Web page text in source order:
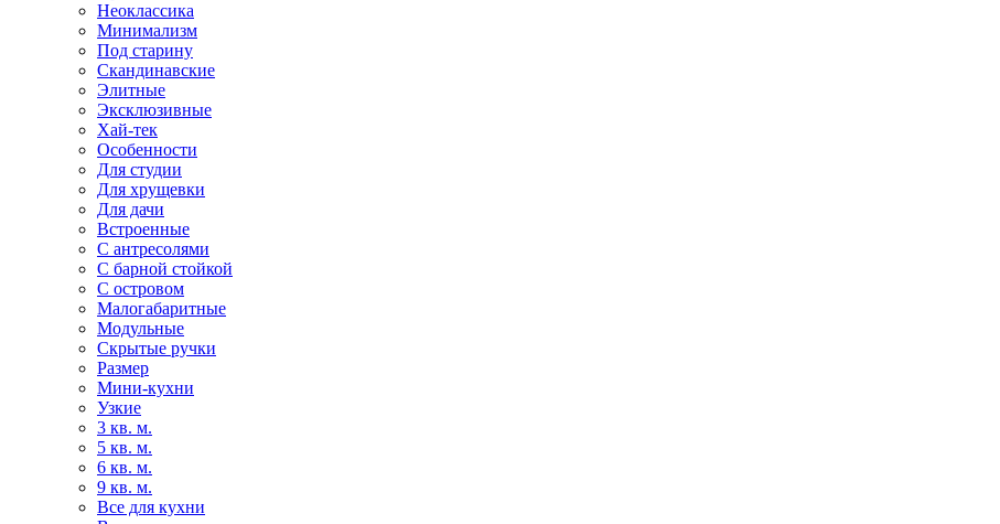
Неоклассика
Минимализм
Под старину
Скандинавские
Элитные
Эксклюзивные
Хай-тек
Особенности
Для студии
Для хрущевки
Для дачи
Встроенные
С антресолями
С барной стойкой
С островом
Малогабаритные
Модульные
Скрытые ручки
Размер
Мини-кухни
Узкие
3 кв. м.
5 кв. м.
6 кв. м.
9 кв. м.
Все для кухни